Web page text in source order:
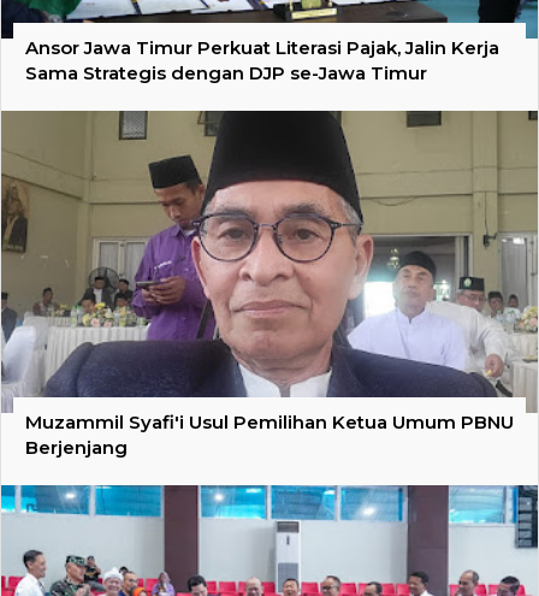
Ansor Jawa Timur Perkuat Literasi Pajak, Jalin Kerja
Sama Strategis dengan DJP se-Jawa Timur
Muzammil Syafi'i Usul Pemilihan Ketua Umum PBNU
Berjenjang